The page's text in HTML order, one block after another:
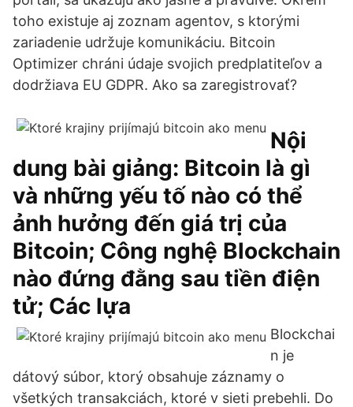
toho existuje aj zoznam agentov, s ktorými
zariadenie udržuje komunikáciu. Bitcoin
Optimizer chráni údaje svojich predplatiteľov a
dodržiava EU GDPR. Ako sa zaregistrovať?
Nội
dung bài giảng: Bitcoin là gì
và những yếu tố nào có thể
ảnh hưởng đến giá trị của
Bitcoin; Công nghệ Blockchain
nào đứng đằng sau tiền điện
tử; Các lựa
Blockchai
n je
dátový súbor, ktorý obsahuje záznamy o
všetkých transakciách, ktoré v sieti prebehli. Do